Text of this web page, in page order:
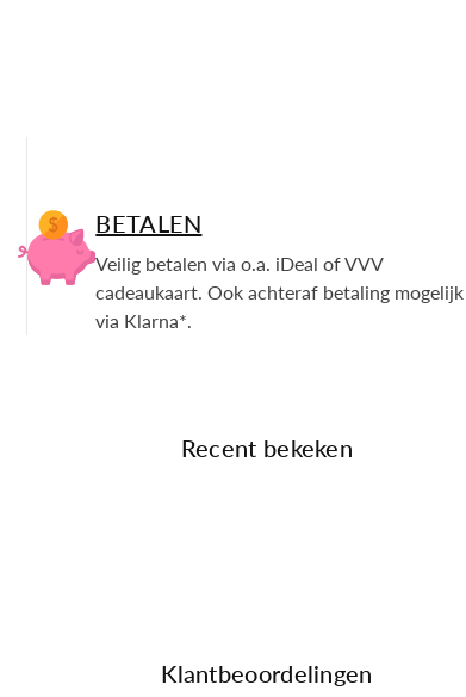
BETALEN
Veilig betalen via o.a. iDeal of VVV
cadeaukaart. Ook achteraf betaling mogelijk
via Klarna*.
Recent bekeken
Klantbeoordelingen